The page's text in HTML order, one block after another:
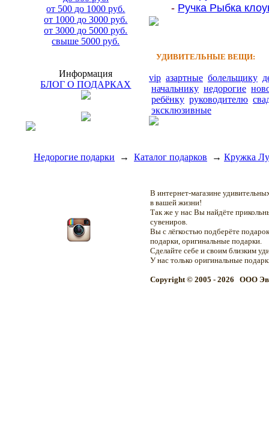
от 500 до 1000 руб.
от 1000 до 3000 руб.
от 3000 до 5000 руб.
свыше 5000 руб.
Информация
БЛОГ О ПОДАРКАХ
- Ручка Рыбка
УДИВИТЕЛЬНЫЕ ВЕЩИ:
vip азартные болельщику
начальнику недорогие
ребёнку руководителю
эксклюзивные
Недорогие подарки → Каталог подарков → Кружка
В интернет-магазине
в вашей жизни!
Так же у нас Вы найдёте
сувениров.
Вы с лёгкостью подберёте
подарки, оригинальные подарки.
Сделайте себе и своим близким
У нас только оригинальные
Copyright © 2005 - 2026 OOO